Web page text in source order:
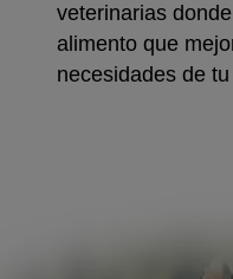
veterinarias
alimento que
necesidades de